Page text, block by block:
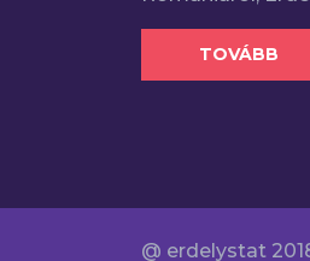
TOVÁBB
@ erdelystat